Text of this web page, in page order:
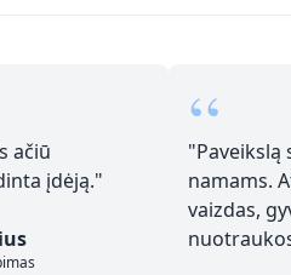
ačiū
įdėją."
“
"
namams.
vaizdas,